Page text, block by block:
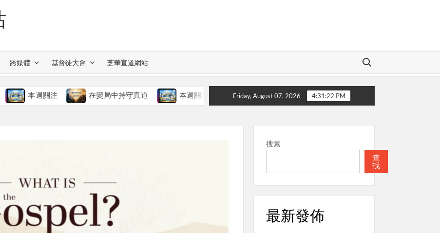
跨媒體 基督徒大會 芝華宣道網站
Search for:
本週關注 在變局中持守真道 本週關注 慈愛的神 本週關注 聖經
Friday, August 07, 2026 4:31:23 PM
搜索
查
找
最新發佈